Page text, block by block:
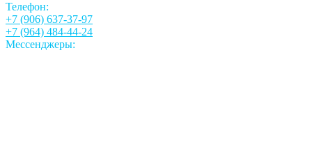
Телефон:
+7 (906) 637-37-97
+7 (964) 484-44-24
Мессенджеры: